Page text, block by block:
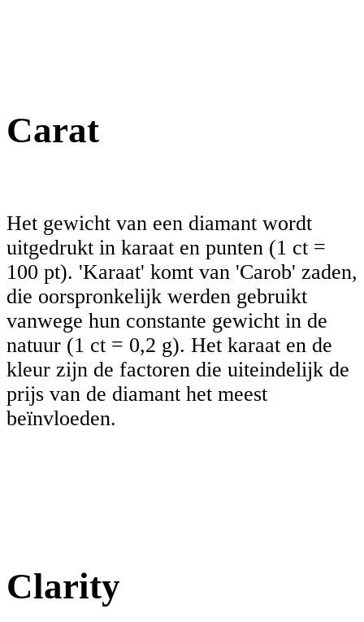
Carat
Het gewicht van een diamant wordt
uitgedrukt in karaat en punten (1 ct =
100 pt). 'Karaat' komt van 'Carob' zaden,
die oorspronkelijk werden gebruikt
vanwege hun constante gewicht in de
natuur (1 ct = 0,2 g). Het karaat en de
kleur zijn de factoren die uiteindelijk de
prijs van de diamant het meest
beïnvloeden.
Clarity